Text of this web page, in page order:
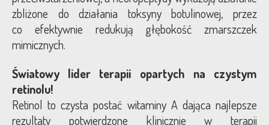
zbliżone do działania toksyny botulinowej, przez
co efektywnie redukują głębokość zmarszczek
mimicznych.
Światowy lider terapii opartych na czystym
retinolu!
Retinol to czysta postać witaminy A dająca najlepsze
rezultaty potwierdzone klinicznie w terapii